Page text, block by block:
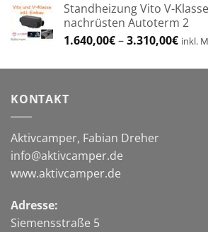
bis
Standheizung Vito V-
nachrüsten Autoterm 2
1.640,00€–3.310,00€
bis
inkl.
KONTAKT
Aktivcamper, Fabian Dreher
info@aktivcamper.de
www.aktivcamper.de
Adresse:
Siemensstraße 5